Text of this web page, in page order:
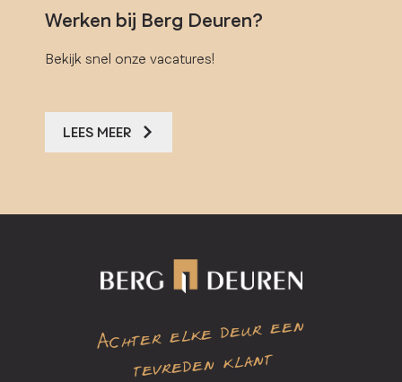
Werken bij Berg Deuren?
Bekijk snel onze vacatures!
LEES MEER
Achter elke deur een
tevreden klant